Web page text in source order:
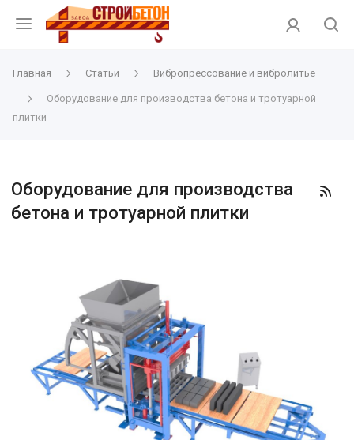
Главная Статьи Вибропрессование и вибролитье
Оборудование для производства бетона и тротуарной
плитки
Оборудование для производства
бетона и тротуарной плитки